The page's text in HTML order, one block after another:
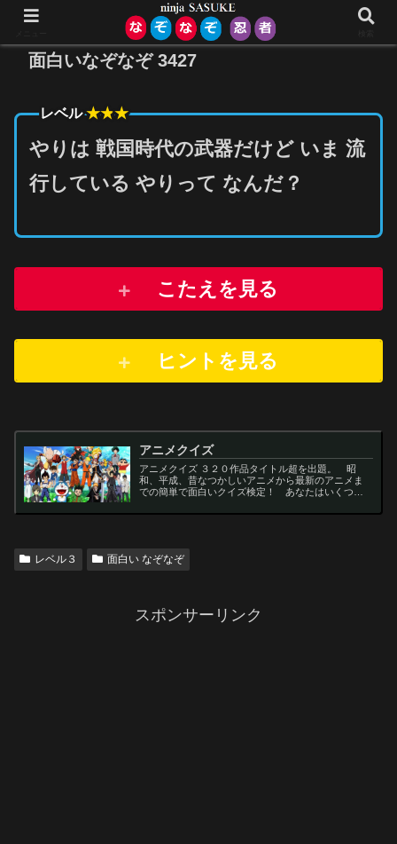
面白いなぞなぞ 3427
レベル★★★
やりは 戦国時代の武器だけど いま 流
行している やりって なんだ？
こたえを見る
ヒントを 見る
アニメクイズ
アニメクイズ ３２０作品タイトル超を出題。 昭
和、平成、昔なつかしいアニメから最新のアニメま
での簡単で面白いクイズ検定！ あなたはいくつわ
ど一問一答から3択・4択問題までの小学生の簡単問
レベル３ 面白い なぞなぞ
スポンサーリンク